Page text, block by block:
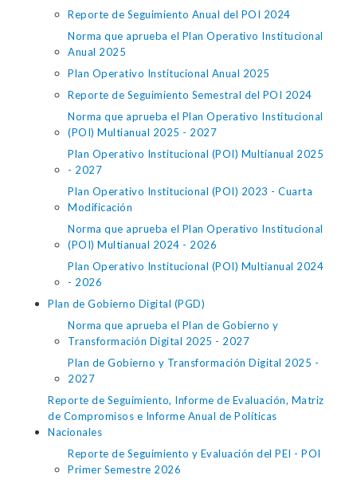
Reporte de Seguimiento Anual del POI 2024
Norma que aprueba el Plan Operativo Institucional
Anual 2025
Plan Operativo Institucional Anual 2025
Reporte de Seguimiento Semestral del POI 2024
Norma que aprueba el Plan Operativo Institucional
(POI) Multianual 2025 - 2027
Plan Operativo Institucional (POI) Multianual 2025
- 2027
Plan Operativo Institucional (POI) 2023 - Cuarta
Modificación
Norma que aprueba el Plan Operativo Institucional
(POI) Multianual 2024 - 2026
Plan Operativo Institucional (POI) Multianual 2024
- 2026
Plan de Gobierno Digital (PGD)
Norma que aprueba el Plan de Gobierno y
Transformación Digital 2025 - 2027
Plan de Gobierno y Transformación Digital 2025 -
2027
Reporte de Seguimiento, Informe de Evaluación, Matriz
de Compromisos e Informe Anual de Políticas
Nacionales
Reporte de Seguimiento y Evaluación del PEI - POI
Primer Semestre 2026